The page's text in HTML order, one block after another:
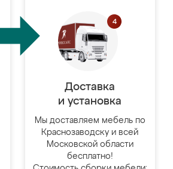
Доставка
и установка
Мы доставляем мебель по
Краснозаводску и всей
Московской области
бесплатно!